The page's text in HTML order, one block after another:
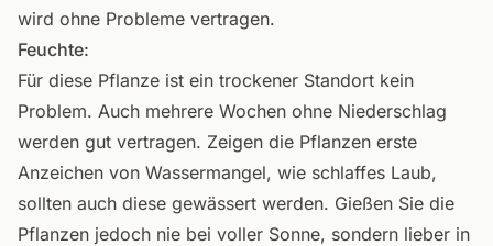
wird ohne Probleme vertragen.
Feuchte:
Für diese Pflanze ist ein trockener Standort kein
Problem. Auch mehrere Wochen ohne Niederschlag
werden gut vertragen. Zeigen die Pflanzen erste
Anzeichen von Wassermangel, wie schlaffes Laub,
sollten auch diese gewässert werden. Gießen Sie die
Pflanzen jedoch nie bei voller Sonne, sondern lieber in